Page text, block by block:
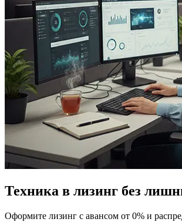
Техника в лизинг без
Оформите лизинг с авансом от 0% и